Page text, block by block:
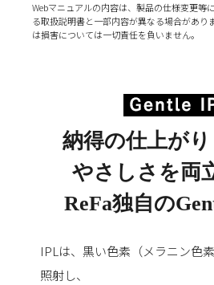
Webマニュアルの内容は、製品の仕様変更等
る取扱説明書と一部内容が異なる場合があり
は損害については一切責任を負いません。
納得の仕上が
やさしさを両
ReFa独自の
IPLは、黒い色素（メラニン色
照射し、